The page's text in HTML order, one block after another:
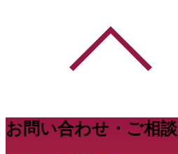
お問い合わせ・ご相談